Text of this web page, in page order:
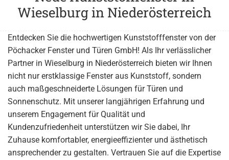
Wieselburg in Niederösterreich
Entdecken Sie die hochwertigen Kunststofffenster von der
Pöchacker Fenster und Türen GmbH! Als Ihr verlässlicher
Partner in Wieselburg in Niederösterreich bieten wir Ihnen
nicht nur erstklassige Fenster aus Kunststoff, sondern
auch maßgeschneiderte Lösungen für Türen und
Sonnenschutz. Mit unserer langjährigen Erfahrung und
unserem Engagement für Qualität und
Kundenzufriedenheit unterstützen wir Sie dabei, Ihr
Zuhause komfortabler, energieeffizienter und ästhetisch
ansprechender zu gestalten. Vertrauen Sie auf die Expertise